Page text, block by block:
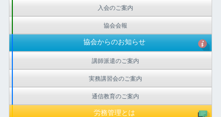
入会のご案内
協会会報
協会からのお知らせ
講師派遣のご案内
実務講習会のご案内
通信教育のご案内
労務管理とは